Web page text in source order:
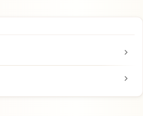
chevron_right
chevron_right